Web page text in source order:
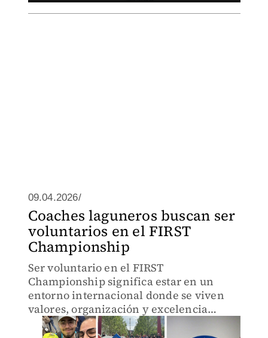
09.04.2026/
Coaches laguneros buscan ser
voluntarios en el FIRST
Championship
Ser voluntario en el FIRST
Championship significa estar en un
entorno internacional donde se viven
valores, organización y excelencia
técnica.